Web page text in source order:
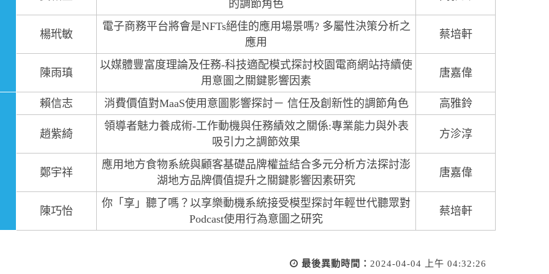
的調節角色
楊玳敏
電子商務平台將會是NFTs絕佳的應用場景嗎? 多屬性決策分析之
應用
蔡培軒
陳雨瑱
以媒體豐富度理論及任務-科技適配模式探討校園電商網站持續使
用意圖之關鍵影響因素
唐嘉偉
賴信志 消費價值對MaaS使用意圖影響探討－ 信任及創新性的調節角色 高雅鈴
趙紫綺
領導者魅力養成術-工作動機與任務績效之關係:專業能力與外表
吸引力之調節效果
方沴淳
鄭宇祥
應用地方食物系統與顧客基礎品牌權益結合多元分析方法探討澎
湖地方品牌價值提升之關鍵影響因素研究
唐嘉偉
陳巧怡
你「享」聽了嗎？以享樂動機系統接受模型探討年輕世代聽眾對
Podcast使用行為意圖之研究
蔡培軒
最後異動時間： 2024-04-04 上午 04:32:26